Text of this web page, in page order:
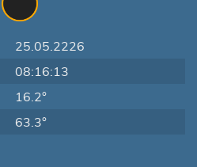
25.05.2226
08:16:13
16.2°
63.3°